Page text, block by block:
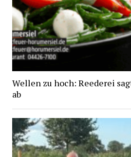
Wellen zu hoch: Reederei
ab